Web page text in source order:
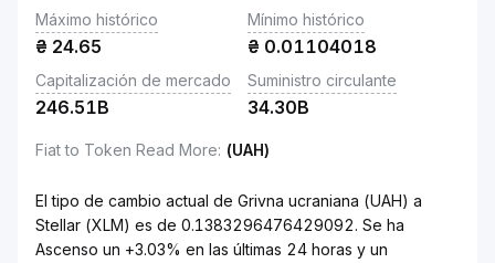
Máximo histórico
₴ 24.65
Mínimo histórico
₴ 0.01104018
Capitalización de mercado
246.51B
Suministro circulante
34.30B
Fiat to Token Read More: (UAH)
El tipo de cambio actual de Grivna ucraniana (UAH) a
Stellar (XLM) es de 0.1383296476429092. Se ha
Ascenso un +3.03% en las últimas 24 horas y un